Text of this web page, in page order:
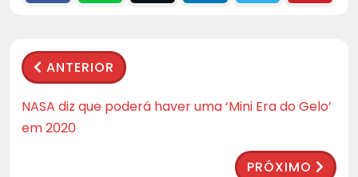
ANTERIOR
NASA diz que poderá haver uma ‘Mini Era do Gelo’
em 2020
PRÓXIMO